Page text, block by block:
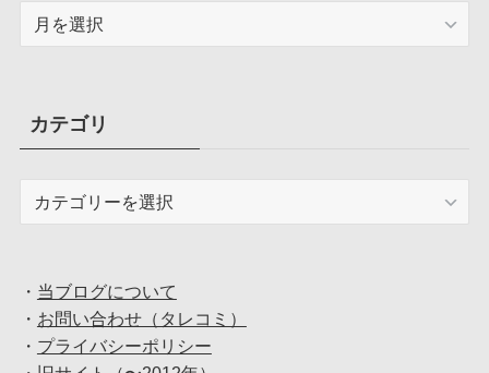
ブカテゴリ
・ 当ブログについて
・ お問い合わせ（タレコミ）
・ プライバシーポリシー